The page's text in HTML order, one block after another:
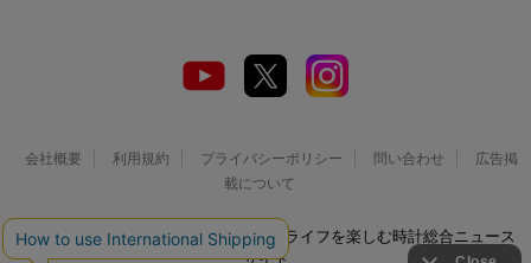
会社概要 利用規約 プライバシーポリシー 問い合わせ
広告掲
載について
© 2026 Watch LIFE NEWS｜ウオッチライフを楽しむ時計総合ニュース
サイト